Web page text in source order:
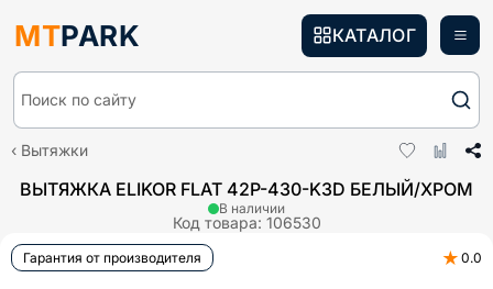
MTPARK
Поиск по сайту
КАТАЛОГ
Вытяжки
ВЫТЯЖКА ELIKOR FLAT 42P-430-K3D БЕЛЫЙ/ХРОМ
Код товара: 106530
В наличии
Гарантия от производителя ★ 0.0